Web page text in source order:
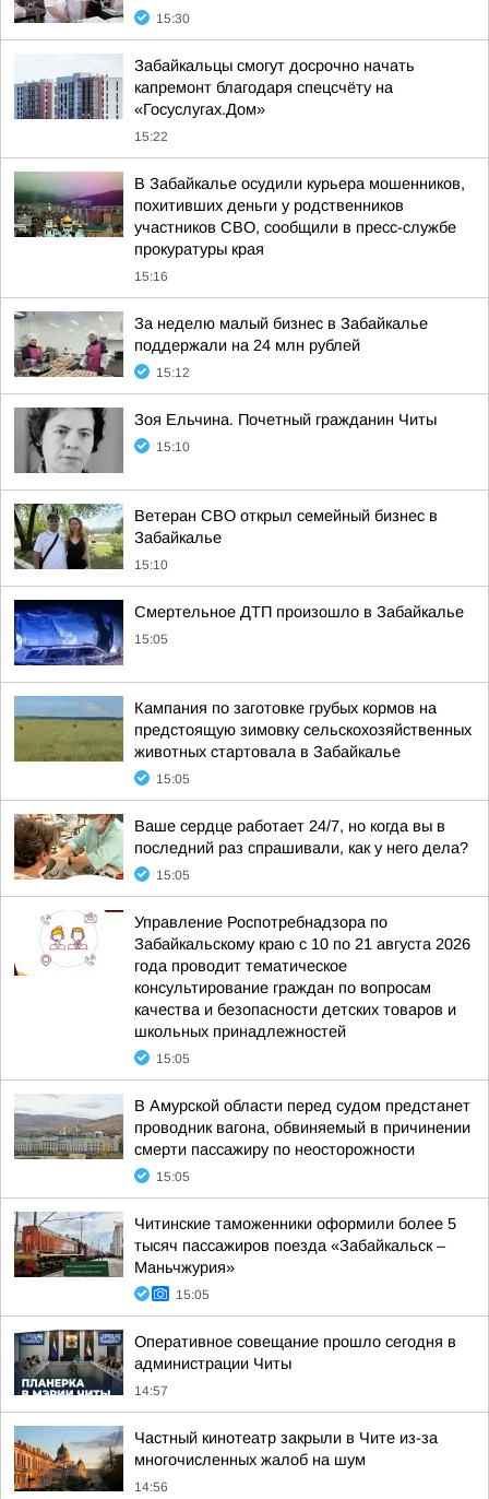
15:30
Забайкальцы смогут досрочно начать
капремонт благодаря спецсчёту на
«Госуслугах.Дом»
15:22
В Забайкалье осудили курьера мошенников,
похитивших деньги у родственников
участников СВО, сообщили в пресс-службе
прокуратуры края
15:16
За неделю малый бизнес в Забайкалье
поддержали на 24 млн рублей
15:12
Зоя Ельчина. Почетный гражданин Читы
15:10
Ветеран СВО открыл семейный бизнес в
Забайкалье
15:10
Смертельное ДТП произошло в Забайкалье
15:05
Кампания по заготовке грубых кормов на
предстоящую зимовку сельскохозяйственных
животных стартовала в Забайкалье
15:05
Ваше сердце работает 24/7, но когда вы в
последний раз спрашивали, как у него дела?
15:05
Управление Роспотребнадзора по
Забайкальскому краю с 10 по 21 августа 2026
года проводит тематическое
консультирование граждан по вопросам
качества и безопасности детских товаров и
школьных принадлежностей
15:05
В Амурской области перед судом предстанет
проводник вагона, обвиняемый в причинении
смерти пассажиру по неосторожности
15:05
Читинские таможенники оформили более 5
тысяч пассажиров поезда «Забайкальск –
Маньчжурия»
15:05
Оперативное совещание прошло сегодня в
администрации Читы
14:57
Частный кинотеатр закрыли в Чите из-за
многочисленных жалоб на шум
14:56